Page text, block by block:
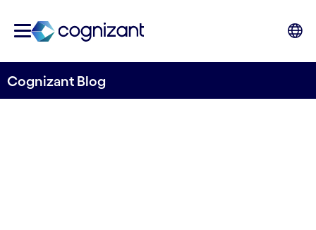
Cognizant Blog